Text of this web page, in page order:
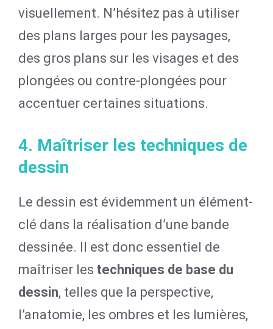
visuellement. N’hésitez pas à utiliser
des plans larges pour les paysages,
des gros plans sur les visages et des
plongées ou contre-plongées pour
accentuer certaines situations.
4. Maîtriser les techniques de
dessin
Le dessin est évidemment un élément-
clé dans la réalisation d’une bande
dessinée. Il est donc essentiel de
maîtriser les techniques de base du
dessin, telles que la perspective,
l’anatomie, les ombres et les lumières,